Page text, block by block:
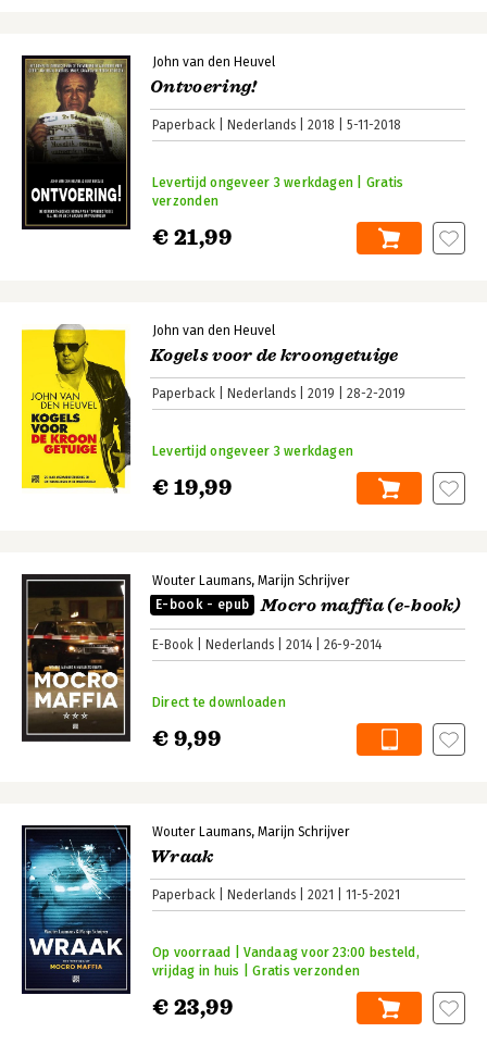
John van den Heuvel
Ontvoering!
Paperback Nederlands 2018 5-11-2018
€ 21,99
Levertijd ongeveer 3 werkdagen | Gratis
verzonden
John van den Heuvel
Kogels voor de kroongetuige
Paperback Nederlands 2019 28-2-2019
€ 19,99
Levertijd ongeveer 3 werkdagen
Wouter Laumans Marijn Schrijver
E-book - epub
Mocro maffia (e-book)
E-Book Nederlands 2014 26-9-2014
€ 9,99
Direct te downloaden
Wouter Laumans Marijn Schrijver
Wraak
Paperback Nederlands 2021 11-5-2021
€ 23,99
Op voorraad | Vandaag voor 23:00 besteld,
vrijdag in huis | Gratis verzonden